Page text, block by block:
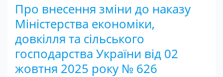
Про внесення зміни до наказу
Міністерства економіки,
довкілля та сільського
господарства України від 02
жовтня 2025 року № 626